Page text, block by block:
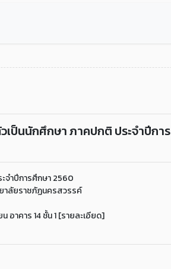
เป็นนักศึกษา ภาคปกติ ประจำปีการ
จำปีการศึกษา 2560
าลัยราชภัฏนครสวรรค์
อาคาร 14 ชั้น 1 [รายละเอียด]